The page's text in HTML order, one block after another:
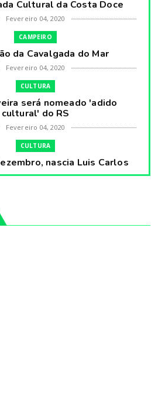
Cultural da Costa Doce
Fevereiro 04, 2020
CAMPEIRO
da Cavalgada do Mar
Fevereiro 04, 2020
CULTURA
será nomeado 'adido
cultural' do RS
Fevereiro 04, 2020
CULTURA
nascia Luis Carlos
o Cavaleiro ...
Gauchesca - parte